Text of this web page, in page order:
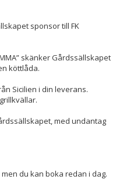
sponsor till FK
skänker Gårdssällskapet
köttlåda.
Sicilien i din leverans.
med undantag
du kan boka redan i dag.